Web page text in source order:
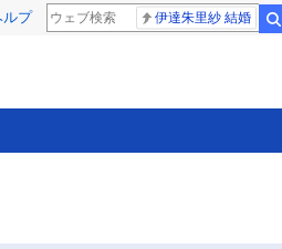
ルプ 伊達朱里紗 結婚